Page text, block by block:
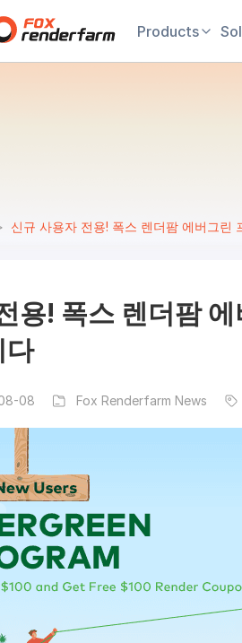
Products
신규 사용자 전용! 폭스 렌더팜 에버그린
용! 폭스 렌더팜
다
08 Fox Renderfarm News